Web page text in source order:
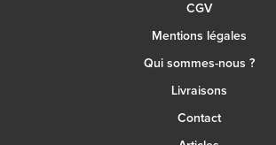
CGV
Mentions légales
Qui sommes-nous ?
Livraisons
Contact